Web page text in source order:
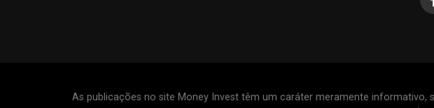
As publicações no site Money Invest têm um caráter meramente